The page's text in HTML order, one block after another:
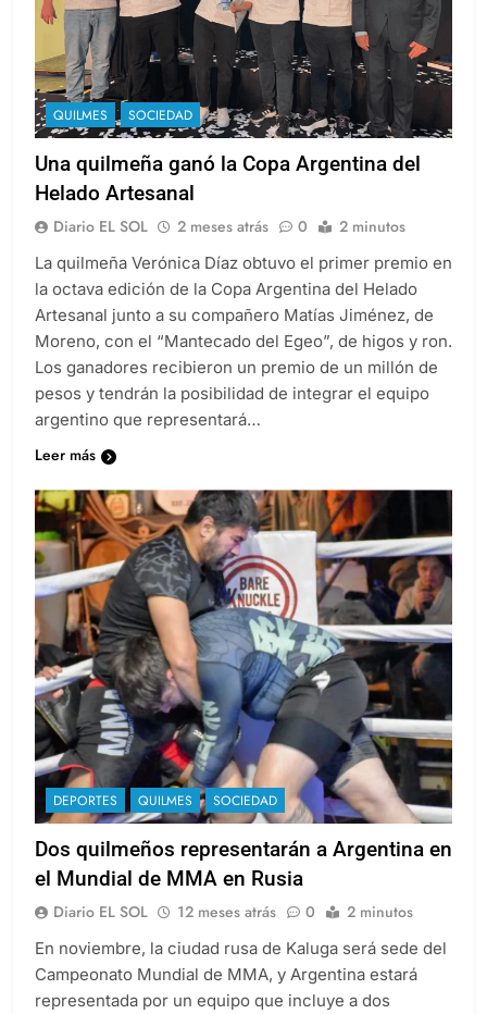
QUILMES SOCIEDAD
Una quilmeña ganó la Copa Argentina del
Helado Artesanal
Diario EL SOL 2 meses atrás 0 2 minutos
La quilmeña Verónica Díaz obtuvo el primer premio en
la octava edición de la Copa Argentina del Helado
Artesanal junto a su compañero Matías Jiménez, de
Moreno, con el “Mantecado del Egeo”, de higos y ron.
Los ganadores recibieron un premio de un millón de
pesos y tendrán la posibilidad de integrar el equipo
argentino que representará…
Leer más
DEPORTES QUILMES SOCIEDAD
Dos quilmeños representarán a Argentina en
el Mundial de MMA en Rusia
Diario EL SOL 12 meses atrás 0 2 minutos
En noviembre, la ciudad rusa de Kaluga será sede del
Campeonato Mundial de MMA, y Argentina estará
representada por un equipo que incluye a dos